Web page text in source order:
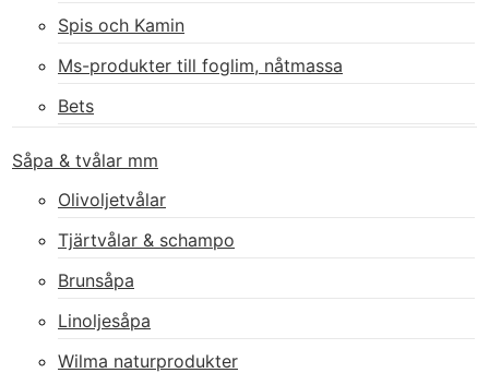
Spis och Kamin
Ms-produkter till foglim, nåtmassa
Bets
Såpa & tvålar mm
Olivoljetvålar
Tjärtvålar & schampo
Brunsåpa
Linoljesåpa
Wilma naturprodukter